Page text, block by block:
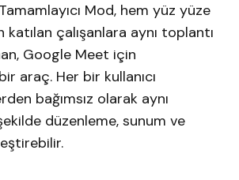
Mod, hem yüz yüze
katılan çalışanlara aynı toplantı
Google Meet için
araç. Her bir kullanıcı
bağımsız olarak aynı
düzenleme, sunum ve